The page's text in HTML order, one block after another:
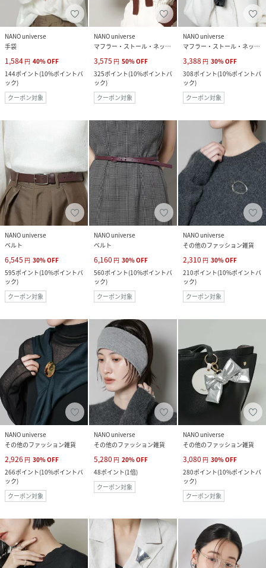
NANO universe
手袋
1,584 円 40%OFF
144ポイント(10%ポイントバ
ック)
クーポン対象
NANO universe
マフラー・ストール・ネックウォーマー
3,575 円 50%OFF
325ポイント(10%ポイントバ
ック)
クーポン対象
NANO universe
マフラー・ストール・ネックウォーマー
3,388 円 30%OFF
308ポイント(10%ポイントバ
ック)
クーポン対象
NANO universe
ベルト
6,545 円 30%OFF
595ポイント(10%ポイントバ
ック)
クーポン対象
NANO universe
ベルト
6,160 円 30%OFF
560ポイント(10%ポイントバ
ック)
クーポン対象
NANO universe
その他のファッション雑貨
2,310 円 30%OFF
210ポイント(10%ポイントバ
ック)
クーポン対象
NANO universe
その他のファッション雑貨
2,926 円 30%OFF
266ポイント(10%ポイントバ
ック)
クーポン対象
NANO universe
その他のファッション雑貨
5,280 円 20%OFF
48ポイント(1倍)
クーポン対象
NANO universe
その他のファッション雑貨
3,080 円 30%OFF
280ポイント(10%ポイントバ
ック)
クーポン対象